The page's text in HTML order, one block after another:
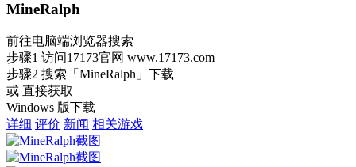
MineRalph
前往电脑端浏览器搜索
步骤1 访问17173官网 www.17173.com
步骤2 搜索 「MineRalph」 下载
或 直接获取
Windows 版下载
详细 评价 新闻 相关游戏